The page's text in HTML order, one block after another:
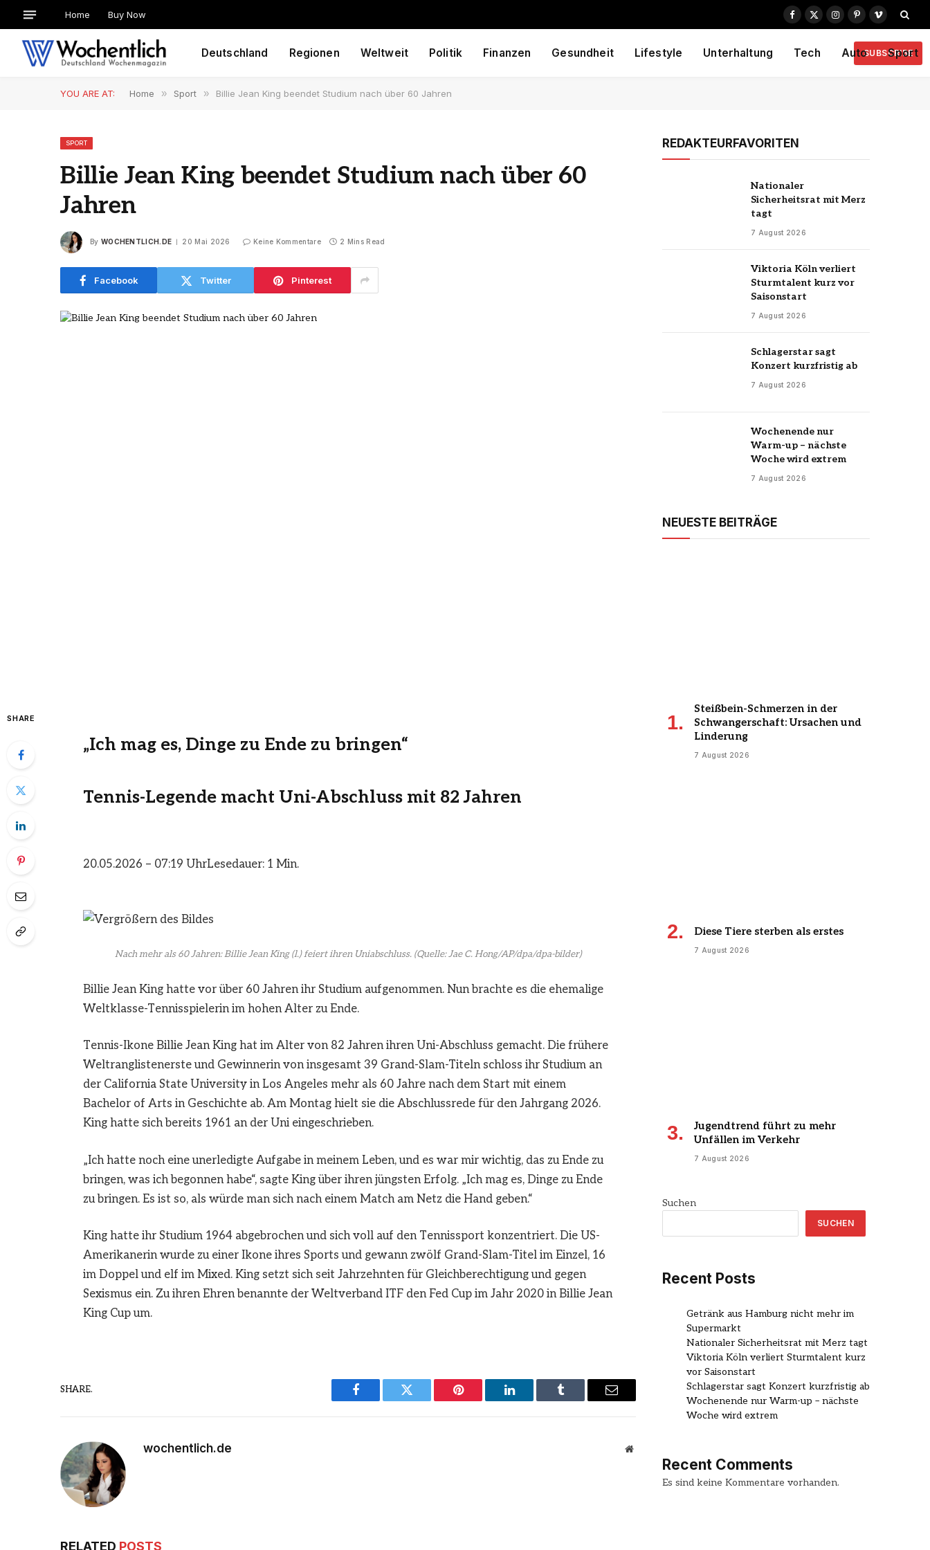
Home Buy Now
Facebook
X
Instagram
PinterestVimeo
Deutschland Regionen Weltweit Politik Finanzen Gesundheit Lifestyle Unterhaltung Tech Auto Sport
SUBSCRIBE
YOU ARE AT: Home » Sport » Billie Jean King beendet Studium nach über 60 Jahren
SPORT
Billie Jean King beendet Studium nach über 60
Jahren
By WOCHENTLICH.DE 20 Mai 2026 Keine Kommentare 2 Mins Read
Facebook Twitter Pinterest
SHARE
„Ich mag es, Dinge zu Ende zu bringen“
Tennis-Legende macht Uni-Abschluss mit 82 Jahren
20.05.2026 – 07:19 UhrLesedauer: 1 Min.
Nach mehr als 60 Jahren: Billie Jean King (l.) feiert ihren Uniabschluss.(Quelle: Jae C. Hong/AP/dpa/dpa-bilder)
Billie Jean King hatte vor über 60 Jahren ihr Studium aufgenommen. Nun brachte es die ehemalige
Weltklasse-Tennisspielerin im hohen Alter zu Ende.
Tennis-Ikone Billie Jean King hat im Alter von 82 Jahren ihren Uni-Abschluss gemacht. Die frühere
Weltranglistenerste und Gewinnerin von insgesamt 39 Grand-Slam-Titeln schloss ihr Studium an
der California State University in Los Angeles mehr als 60 Jahre nach dem Start mit einem
Bachelor of Arts in Geschichte ab. Am Montag hielt sie die Abschlussrede für den Jahrgang 2026.
King hatte sich bereits 1961 an der Uni eingeschrieben.
„Ich hatte noch eine unerledigte Aufgabe in meinem Leben, und es war mir wichtig, das zu Ende zu
bringen, was ich begonnen habe“, sagte King über ihren jüngsten Erfolg. „Ich mag es, Dinge zu Ende
zu bringen. Es ist so, als würde man sich nach einem Match am Netz die Hand geben.“
King hatte ihr Studium 1964 abgebrochen und sich voll auf den Tennissport konzentriert. Die US-
Amerikanerin wurde zu einer Ikone ihres Sports und gewann zwölf Grand-Slam-Titel im Einzel, 16
im Doppel und elf im Mixed. King setzt sich seit Jahrzehnten für Gleichberechtigung und gegen
Sexismus ein. Zu ihren Ehren benannte der Weltverband ITF den Fed Cup im Jahr 2020 in Billie Jean
King Cup um.
SHARE.
Facebook Twitter Pinterest LinkedIn Tumblr Email
wochentlich.de Website
RELATED POSTS
REDAKTEURFAVORITEN
Nationaler
Sicherheitsrat mit Merz
tagt
7 August 2026
Viktoria Köln verliert
Sturmtalent kurz vor
Saisonstart
7 August 2026
Schlagerstar sagt
Konzert kurzfristig ab
7 August 2026
Wochenende nur
Warm-up – nächste
Woche wird extrem
7 August 2026
NEUESTE BEITRÄGE
Steißbein-Schmerzen in der
Schwangerschaft: Ursachen und
Linderung
7 August 2026
Diese Tiere sterben als erstes
7 August 2026
Jugendtrend führt zu mehr
Unfällen im Verkehr
7 August 2026
Suchen
SUCHEN
Recent Posts
Getränk aus Hamburg nicht mehr im
Supermarkt
Nationaler Sicherheitsrat mit Merz tagt
Viktoria Köln verliert Sturmtalent kurz
vor Saisonstart
Schlagerstar sagt Konzert kurzfristig ab
Wochenende nur Warm-up – nächste
Woche wird extrem
Recent Comments
Es sind keine Kommentare vorhanden.